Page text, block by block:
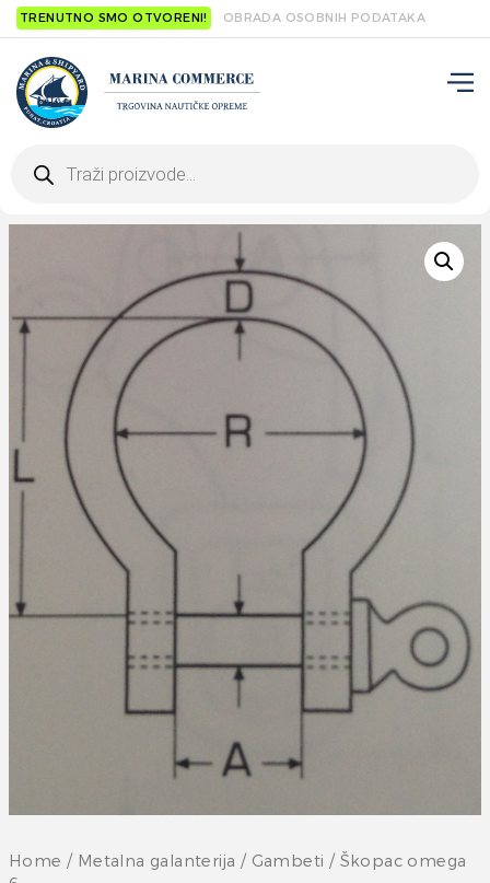
TRENUTNO SMO OTVORENI! OBRADA OSOBNIH PODATAKA
search
Home / Metalna galanterija / Gambeti / Škopac omega